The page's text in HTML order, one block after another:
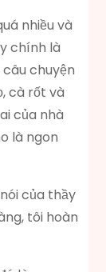
nhiều và
chính là
chuyện
cà rốt và
của nhà
là ngon
của thầy
tôi hoàn